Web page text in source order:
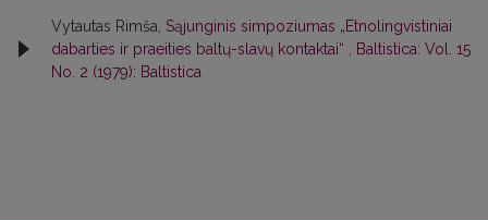
Vytautas Rimša, Sąjunginis simpoziumas „Etnolingvistiniai
dabarties ir praeities baltų-slavų kontaktai“
Baltistica: Vol. 15
No. 2 (1979): Baltistica